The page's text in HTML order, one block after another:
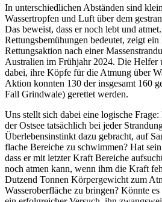
In unterschiedlichen Abständen sind
Wassertropfen und Luft über dem
Das beweist, dass er noch lebt und
Rettungsbemühungen bedeutet, zeigt
Rettungsaktion nach einer
Australien im Frühjahr 2024. Die Helfer
dabei, ihre Köpfe für die Atmung über
Aktion konnten 130 der insgesamt 160
Fall Grindwale) gerettet werden.
Uns stellt sich dabei eine logische
der Ostsee tatsächlich bei jeder
Überlebensinstinkt dazu gebracht, auf
flache Bereiche zu schwimmen? Hat
dass er mit letzter Kraft Bereiche
noch atmen kann, wenn ihm die Kraft
Dutzend Tonnen Körpergewicht zum
Wasseroberfläche zu bringen? Könnte